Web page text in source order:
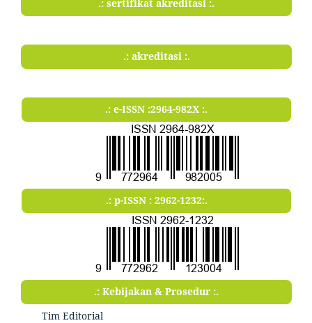
.: sertifikat akreditasi :.
.: akreditasi :.
.: e-ISSN :2964-982X :.
.: p-ISSN : 2962-1232:.
.: Kebijakan & Prosedur :.
Tim Editorial